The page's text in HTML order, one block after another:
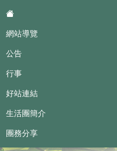
網站導覽
公告
行事
好站連結
生活團簡介
團務分享
基隆市國教輔導
學習領域小組